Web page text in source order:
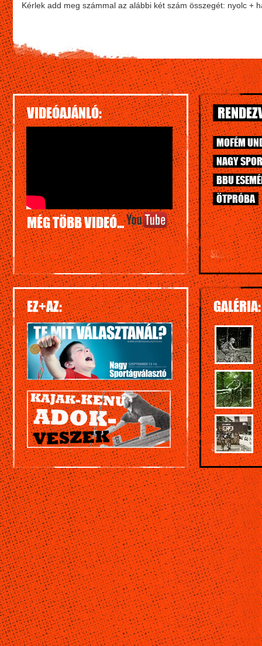
Kérlek add meg számmal az alábbi két szám összegét: nyolc +
VIDEÓAJÁNLÓ:
MÉG TÖBB VIDEÓ...
MOFÉM
NAGY
BBU
ÖTPRÓBA
EZ+AZ: GALÉRIA: